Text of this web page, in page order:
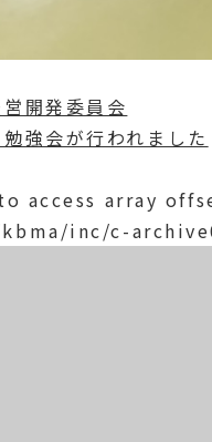
開発委員会
強会が行われました
access array
inc/c-